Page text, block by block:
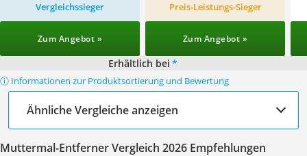
Vergleichssieger
Zum Angebot »
Preis-Leistungs-Sieger
Zum Angebot »
Erhältlich bei *
ⓘ Informationen zur Produktsortierung und Bewertung
Ähnliche Vergleiche anzeigen
Muttermal-Entferner Vergleich 2026 Empfehlungen